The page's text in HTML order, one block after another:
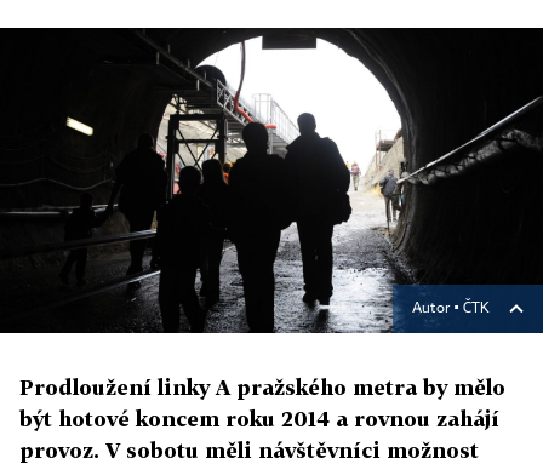
Autor ▪ ČTK
Prodloužení linky A pražského metra by mělo
být hotové koncem roku 2014 a rovnou zahájí
provoz. V sobotu měli návštěvníci možnost